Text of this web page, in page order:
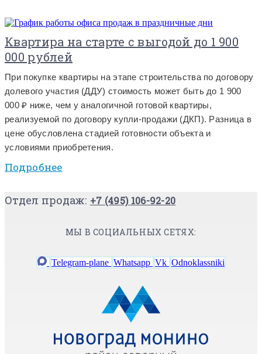
Квартира на старте с выгодой до 1 900
000 рублей
При покупке квартиры на этапе строительства по договору
долевого участия (ДДУ) стоимость может быть до 1 900
000 ₽ ниже, чем у аналогичной готовой квартиры,
реализуемой по договору купли-продажи (ДКП). Разница в
цене обусловлена стадией готовности объекта и
условиями приобретения.
Подробнее
Отдел продаж: +7 (495) 106-92-20
МЫ В СОЦИАЛЬНЫХ СЕТЯХ:
Telegram-plane Whatsapp Vk Odnoklassniki